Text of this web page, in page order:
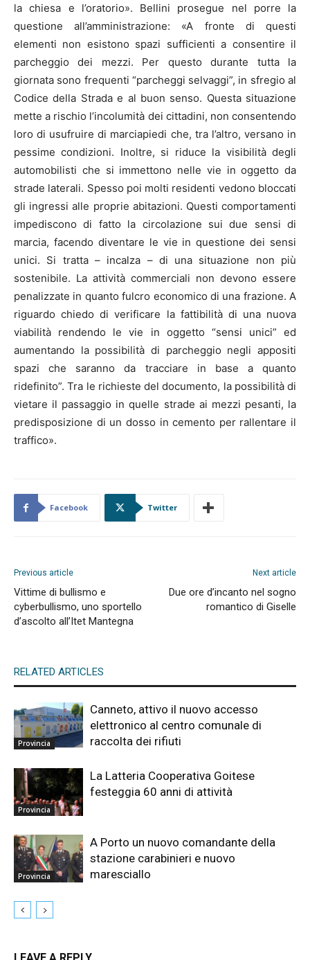
la chiesa e l’oratorio». Bellini prosegue nel porre la
questione all’amministrazione: «A fronte di questi
elementi non esistono spazi sufficienti a consentire il
parcheggio dei mezzi. Per questo durante tutta la
giornata sono frequenti “parcheggi selvaggi”, in sfregio al
Codice della Strada e al buon senso. Questa situazione
mette a rischio l’incolumità dei cittadini, non consentendo
loro di usufruire di marciapiedi che, tra l’altro, versano in
pessime condizioni. Inoltre, si riduce la visibilità degli
automobilisti che si immettono nelle vie in oggetto da
strade laterali. Spesso poi molti residenti vedono bloccati
gli ingressi alle proprie abitazioni. Questi comportamenti
impediscono di fatto la circolazione sui due sensi di
marcia, facendo diventare le vie in questione dei sensi
unici. Si tratta – incalza – di una situazione non più
sostenibile. La attività commerciali non devono essere
penalizzate in quanto fulcro economico di una frazione. A
riguardo chiedo di verificare la fattibilità di una nuova
viabilità rendendo le vie in oggetto “sensi unici” ed
aumentando la possibilità di parcheggio negli appositi
spazi che saranno da tracciare in base a quanto
ridefinito”. Tra le richieste del documento, la possibilità di
vietare il passaggio in quelle strade ai mezzi pesanti, la
predisposizione di un dosso in cemento per rallentare il
traffico».
Facebook Twitter
Previous article
Vittime di bullismo e
cyberbullismo, uno sportello
d’ascolto all’Itet Mantegna
Next article
Due ore d’incanto nel sogno
romantico di Giselle
RELATED ARTICLES
Provincia
Canneto, attivo il nuovo accesso
elettronico al centro comunale di
raccolta dei rifiuti
Provincia
La Latteria Cooperativa Goitese
festeggia 60 anni di attività
Provincia
A Porto un nuovo comandante della
stazione carabinieri e nuovo
maresciallo